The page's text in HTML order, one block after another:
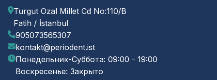
Turgut Ozal Millet Cd No:110/B
Fatih / İstanbul
905073565307
kontakt@periodent.ist
Понедельник-Суббота: 09:00 - 19:00
Воскресенье: Закрыто